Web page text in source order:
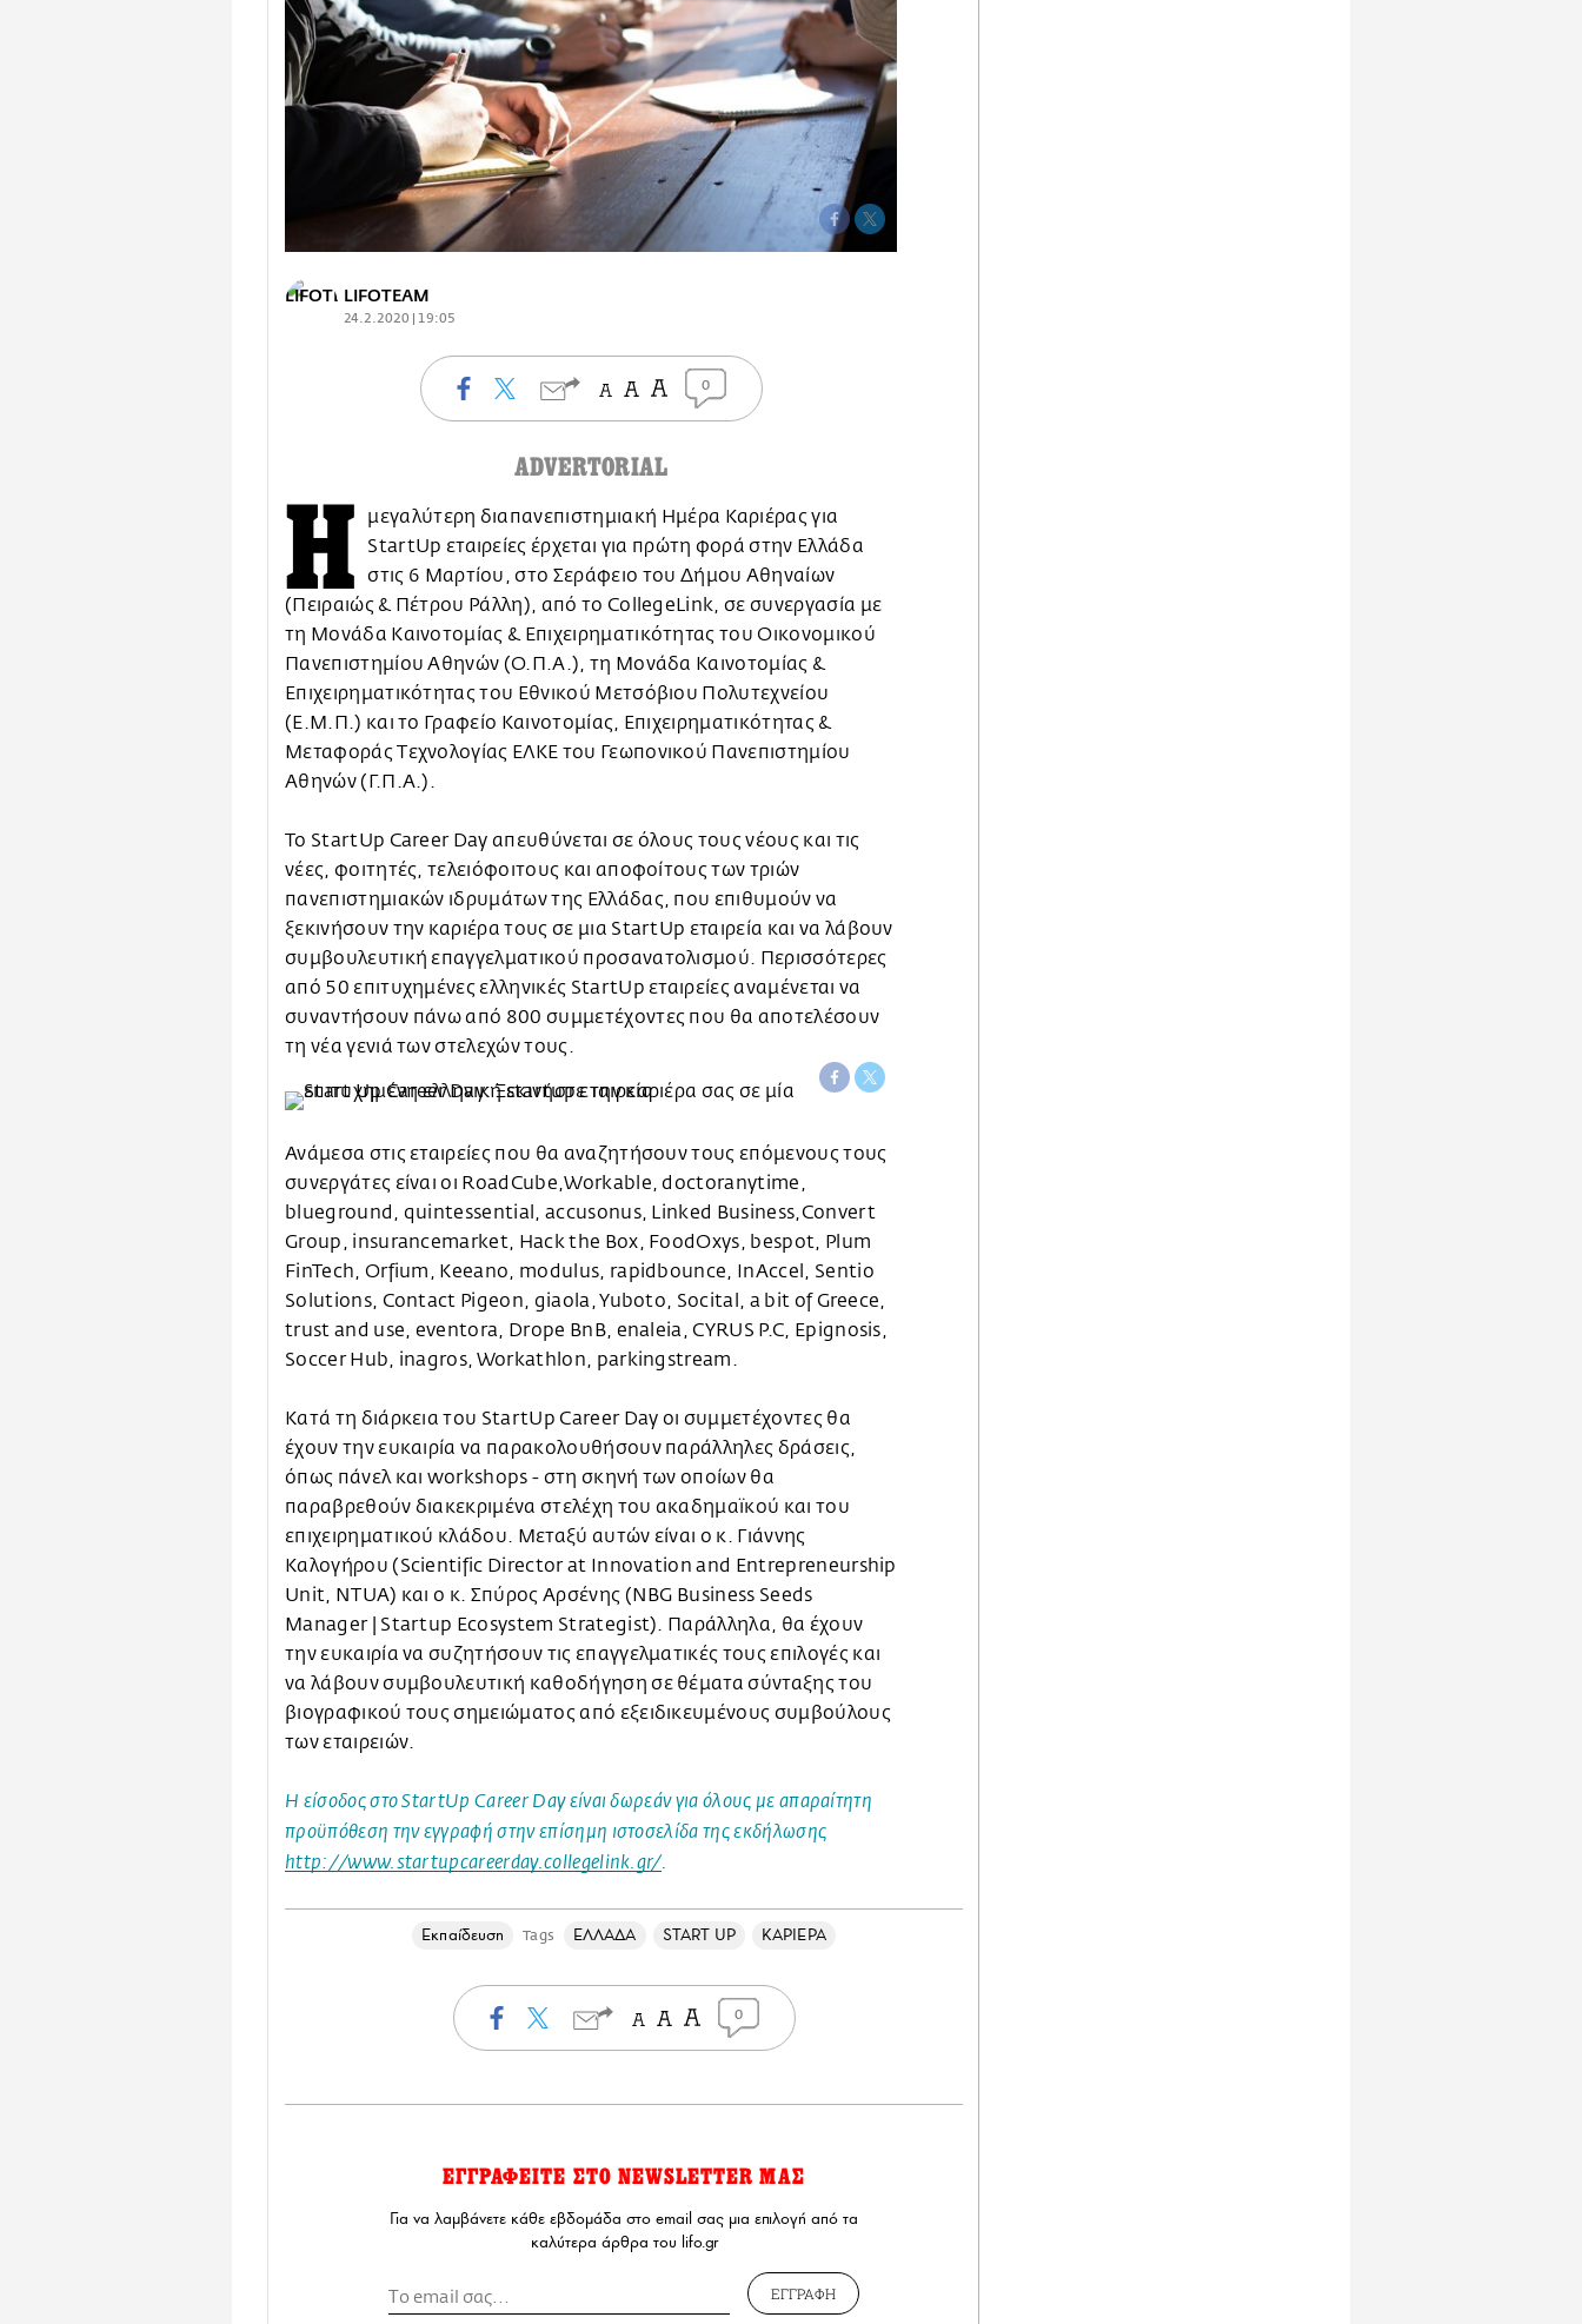
LIFOTEAM
24.2.2020 | 19:05
0
ADVERTORIAL
Η
μεγαλύτερη διαπανεπιστημιακή Ημέρα Καριέρας για
StartUp εταιρείες έρχεται για πρώτη φορά στην Ελλάδα
στις 6 Μαρτίου, στο Σεράφειο του Δήμου Αθηναίων
(Πειραιώς & Πέτρου Ράλλη), από το CollegeLink, σε συνεργασία με
τη Μονάδα Καινοτομίας & Επιχειρηματικότητας του Οικονομικού
Πανεπιστημίου Αθηνών (Ο.Π.Α.), τη Μονάδα Καινοτομίας &
Επιχειρηματικότητας του Εθνικού Μετσόβιου Πολυτεχνείου
(Ε.Μ.Π.) και το Γραφείο Καινοτομίας, Επιχειρηματικότητας &
Μεταφοράς Τεχνολογίας ΕΛΚΕ του Γεωπονικού Πανεπιστημίου
Αθηνών (Γ.Π.Α.).
Το StartUp Career Day απευθύνεται σε όλους τους νέους και τις
νέες, φοιτητές, τελειόφοιτους και αποφοίτους των τριών
πανεπιστημιακών ιδρυμάτων της Ελλάδας, που επιθυμούν να
ξεκινήσουν την καριέρα τους σε μια StartUp εταιρεία και να λάβουν
συμβουλευτική επαγγελματικού προσανατολισμού. Περισσότερες
από 50 επιτυχημένες ελληνικές StartUp εταιρείες αναμένεται να
συναντήσουν πάνω από 800 συμμετέχοντες που θα αποτελέσουν
τη νέα γενιά των στελεχών τους.
Ανάμεσα στις εταιρείες που θα αναζητήσουν τους επόμενους τους
συνεργάτες είναι οι RoadCube,Workable, doctoranytime,
blueground, quintessential, accusonus, Linked Business,Convert
Group, insurancemarket, Hack the Box, FoodOxys, bespot, Plum
FinTech, Orfium, Keeano, modulus, rapidbounce, InAccel, Sentio
Solutions, Contact Pigeon, giaola, Yuboto, Socital, a bit of Greece,
trust and use, eventora, Drope BnB, enaleia, CYRUS P.C, Epignosis,
Soccer Hub, inagros, Workathlon, parkingstream.
Κατά τη διάρκεια του StartUp Career Day οι συμμετέχοντες θα
έχουν την ευκαιρία να παρακολουθήσουν παράλληλες δράσεις,
όπως πάνελ και workshops - στη σκηνή των οποίων θα
παραβρεθούν διακεκριμένα στελέχη του ακαδημαϊκού και του
επιχειρηματικού κλάδου. Μεταξύ αυτών είναι ο κ. Γιάννης
Καλογήρου (Scientific Director at Innovation and Entrepreneurship
Unit, NTUA) και ο κ. Σπύρος Αρσένης (NBG Business Seeds
Manager | Startup Ecosystem Strategist). Παράλληλα, θα έχουν
την ευκαιρία να συζητήσουν τις επαγγελματικές τους επιλογές και
να λάβουν συμβουλευτική καθοδήγηση σε θέματα σύνταξης του
βιογραφικού τους σημειώματος από εξειδικευμένους συμβούλους
των εταιρειών.
Η είσοδος στο StartUp Career Day είναι δωρεάν για όλους με απαραίτητη
προϋπόθεση την εγγραφή στην επίσημη ιστοσελίδα της εκδήλωσης
http://www.startupcareerday.collegelink.gr/.
Εκπαίδευση Tags ΕΛΛΑΔΑ START UP ΚΑΡΙΕΡΑ
0
ΕΓΓΡΑΦΕΙΤΕ ΣΤΟ NEWSLETTER ΜΑΣ
Για να λαμβάνετε κάθε εβδομάδα στο email σας μια επιλογή από τα
καλύτερα άρθρα του lifo.gr
ΕΓΓΡΑΦΗ